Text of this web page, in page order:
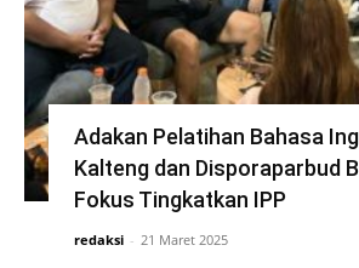
Adakan Pelatihan Bahasa
Kalteng dan Disporaparbud
Fokus Tingkatkan IPP
redaksi - 21 Maret 2025